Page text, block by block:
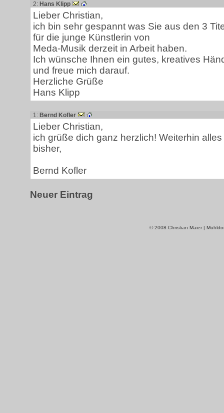
2: Hans Klipp
Lieber Christian,
ich bin sehr gespannt was Sie aus den 3
für die junge Künstlerin von
Meda-Musik derzeit in Arbeit haben.
Ich wünsche Ihnen ein gutes, kreatives
und freue mich darauf.
Herzliche Grüße
Hans Klipp
1: Bernd Kofler
Lieber Christian,
ich grüße dich ganz herzlich! Weiterhin
bisher,
Bernd Kofler
Neuer Eintrag
© 2008 Christian Maier |